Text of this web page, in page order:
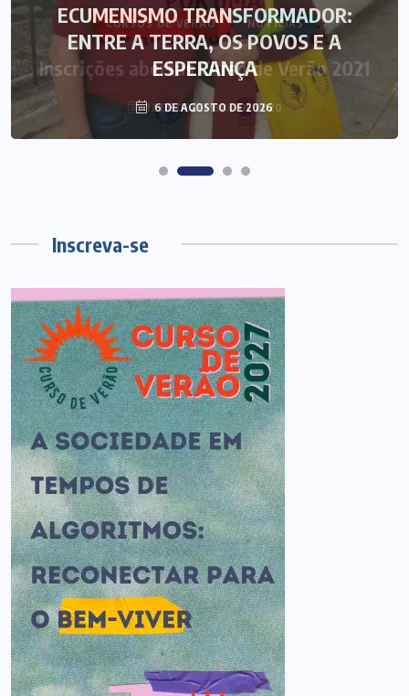
ECUMENISMO TRANSFORMADOR:
ENTRE A TERRA, OS POVOS E A
ESPERANÇA
6 DE AGOSTO DE 2026
Inscreva-se